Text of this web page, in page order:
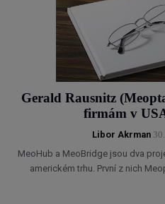
Gerald Rausnitz
firmám v
Libor Akrman
MeoHub a MeoBridge jsou dva
americkém trhu. První z nich